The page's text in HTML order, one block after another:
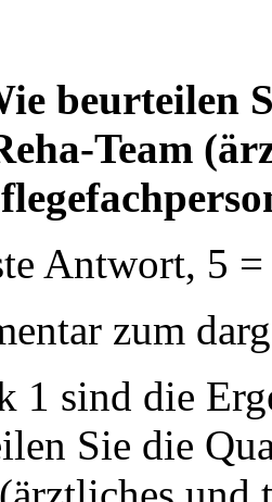
beurteilen
Team
Antwort, 5
zum
1 sind die
Sie die